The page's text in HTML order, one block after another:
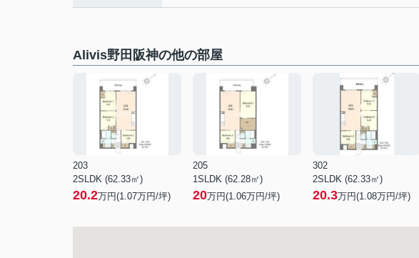
Alivis野田阪神の他の部屋
203
2SLDK (62.33㎡)
20.2万円(1.07万円/坪)
205
1SLDK (62.28㎡)
20万円(1.06万円/坪)
302
2SLDK (62.33㎡)
20.3万円(1.08万円/坪)